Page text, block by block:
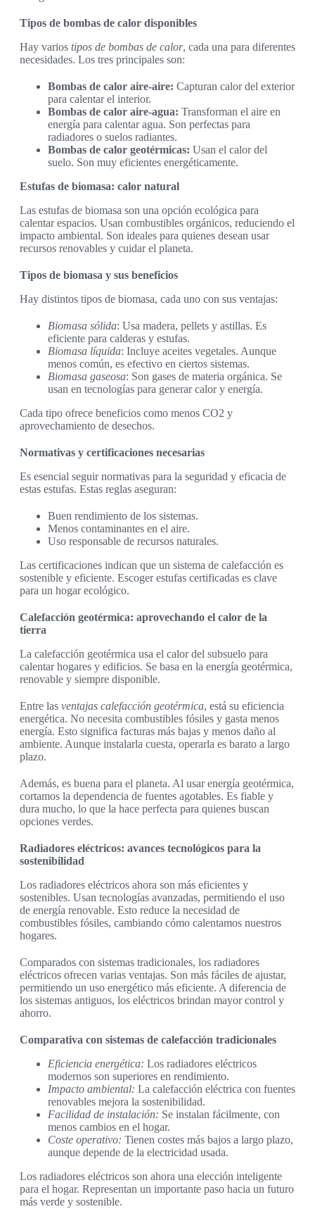
Tipos de bombas de calor disponibles
Hay varios tipos de bombas de calor, cada una para diferentes
necesidades. Los tres principales son:
Bombas de calor aire-aire: Capturan calor del exterior
para calentar el interior.
Bombas de calor aire-agua: Transforman el aire en
energía para calentar agua. Son perfectas para
radiadores o suelos radiantes.
Bombas de calor geotérmicas: Usan el calor del
suelo. Son muy eficientes energéticamente.
Estufas de biomasa: calor natural
Las estufas de biomasa son una opción ecológica para
calentar espacios. Usan combustibles orgánicos, reduciendo el
impacto ambiental. Son ideales para quienes desean usar
recursos renovables y cuidar el planeta.
Tipos de biomasa y sus beneficios
Hay distintos tipos de biomasa, cada uno con sus ventajas:
Biomasa sólida: Usa madera, pellets y astillas. Es
eficiente para calderas y estufas.
Biomasa líquida: Incluye aceites vegetales. Aunque
menos común, es efectivo en ciertos sistemas.
Biomasa gaseosa: Son gases de materia orgánica. Se
usan en tecnologías para generar calor y energía.
Cada tipo ofrece beneficios como menos CO2 y
aprovechamiento de desechos.
Normativas y certificaciones necesarias
Es esencial seguir normativas para la seguridad y eficacia de
estas estufas. Estas reglas aseguran:
Buen rendimiento de los sistemas.
Menos contaminantes en el aire.
Uso responsable de recursos naturales.
Las certificaciones indican que un sistema de calefacción es
sostenible y eficiente. Escoger estufas certificadas es clave
para un hogar ecológico.
Calefacción geotérmica: aprovechando el calor de la
tierra
La calefacción geotérmica usa el calor del subsuelo para
calentar hogares y edificios. Se basa en la energía geotérmica,
renovable y siempre disponible.
Entre las ventajas calefacción geotérmica, está su eficiencia
energética. No necesita combustibles fósiles y gasta menos
energía. Esto significa facturas más bajas y menos daño al
ambiente. Aunque instalarla cuesta, operarla es barato a largo
plazo.
Además, es buena para el planeta. Al usar energía geotérmica,
cortamos la dependencia de fuentes agotables. Es fiable y
dura mucho, lo que la hace perfecta para quienes buscan
opciones verdes.
Radiadores eléctricos: avances tecnológicos para la
sostenibilidad
Los radiadores eléctricos ahora son más eficientes y
sostenibles. Usan tecnologías avanzadas, permitiendo el uso
de energía renovable. Esto reduce la necesidad de
combustibles fósiles, cambiando cómo calentamos nuestros
hogares.
Comparados con sistemas tradicionales, los radiadores
eléctricos ofrecen varias ventajas. Son más fáciles de ajustar,
permitiendo un uso energético más eficiente. A diferencia de
los sistemas antiguos, los eléctricos brindan mayor control y
ahorro.
Comparativa con sistemas de calefacción tradicionales
Eficiencia energética: Los radiadores eléctricos
modernos son superiores en rendimiento.
Impacto ambiental: La calefacción eléctrica con fuentes
renovables mejora la sostenibilidad.
Facilidad de instalación: Se instalan fácilmente, con
menos cambios en el hogar.
Coste operativo: Tienen costes más bajos a largo plazo,
aunque depende de la electricidad usada.
Los radiadores eléctricos son ahora una elección inteligente
para el hogar. Representan un importante paso hacia un futuro
más verde y sostenible.